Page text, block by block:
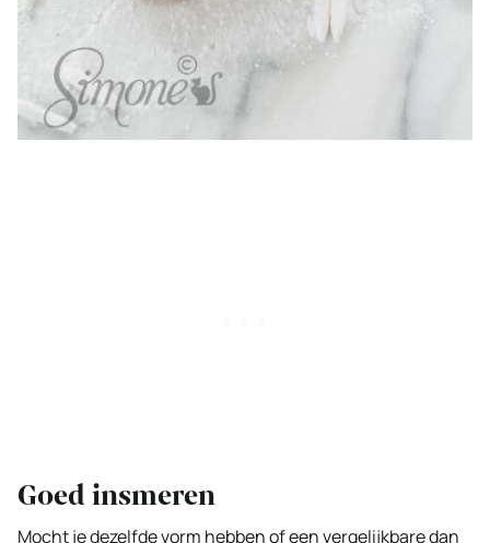
Goed insmeren
Mocht je dezelfde vorm hebben of een vergelijkbare dan